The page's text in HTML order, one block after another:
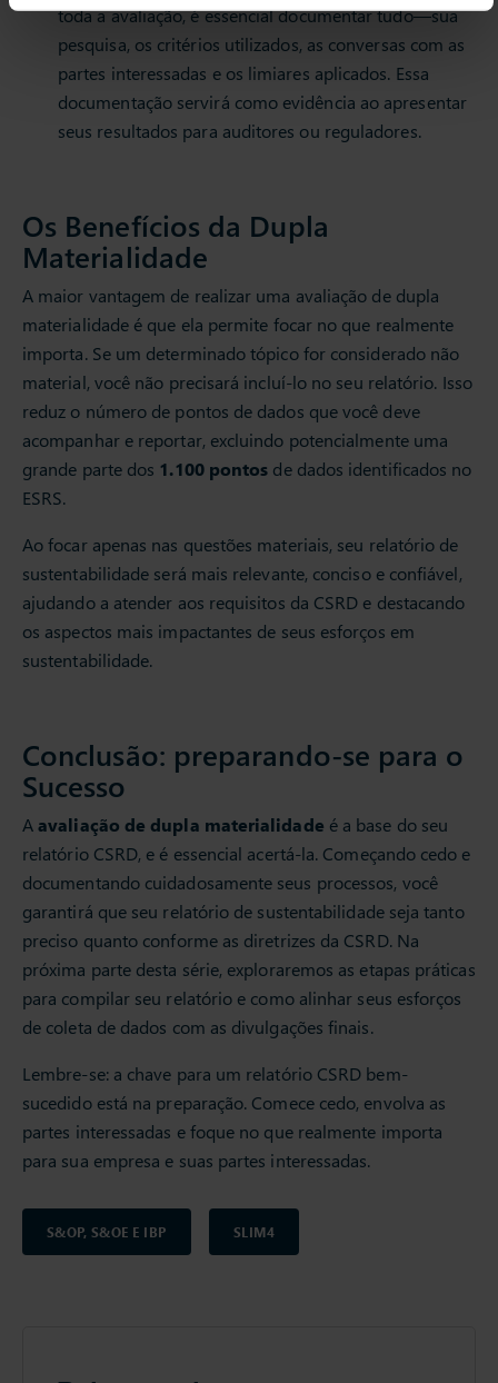
toda a avaliação, é essencial documentar tudo—sua
pesquisa, os critérios utilizados, as conversas com as
partes interessadas e os limiares aplicados. Essa
documentação servirá como evidência ao apresentar
seus resultados para auditores ou reguladores.
Os Benefícios da Dupla
Materialidade
A maior vantagem de realizar uma avaliação de dupla
materialidade é que ela permite focar no que realmente
importa. Se um determinado tópico for considerado não
material, você não precisará incluí-lo no seu relatório. Isso
reduz o número de pontos de dados que você deve
acompanhar e reportar, excluindo potencialmente uma
grande parte dos 1.100 pontos de dados identificados no
ESRS.
Ao focar apenas nas questões materiais, seu relatório de
sustentabilidade será mais relevante, conciso e confiável,
ajudando a atender aos requisitos da CSRD e destacando
os aspectos mais impactantes de seus esforços em
sustentabilidade.
Conclusão: preparando-se para o
Sucesso
Aavaliação de dupla materialidade é a base do seu
relatório CSRD, e é essencial acertá-la. Começando cedo e
documentando cuidadosamente seus processos, você
garantirá que seu relatório de sustentabilidade seja tanto
preciso quanto conforme as diretrizes da CSRD. Na
próxima parte desta série, exploraremos as etapas práticas
para compilar seu relatório e como alinhar seus esforços
de coleta de dados com as divulgações finais.
Lembre-se: a chave para um relatório CSRD bem-
sucedido está na preparação. Comece cedo, envolva as
partes interessadas e foque no que realmente importa
para sua empresa e suas partes interessadas.
S&OP, S&OE E IBP SLIM4